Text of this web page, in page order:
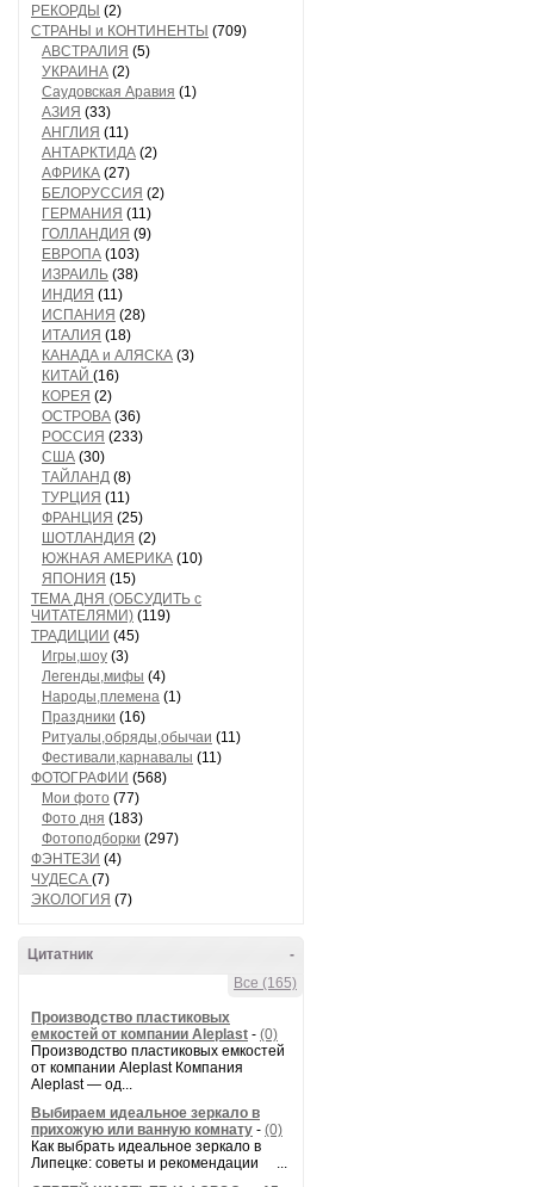
РЕКОРДЫ (2)
СТРАНЫ и КОНТИНЕНТЫ (709)
АВСТРАЛИЯ (5)
УКРАИНА (2)
Саудовская Аравия (1)
АЗИЯ (33)
АНГЛИЯ (11)
АНТАРКТИДА (2)
АФРИКА (27)
БЕЛОРУССИЯ (2)
ГЕРМАНИЯ (11)
ГОЛЛАНДИЯ (9)
ЕВРОПА (103)
ИЗРАИЛЬ (38)
ИНДИЯ (11)
ИСПАНИЯ (28)
ИТАЛИЯ (18)
КАНАДА и АЛЯСКА (3)
КИТАЙ (16)
КОРЕЯ (2)
ОСТРОВА (36)
РОССИЯ (233)
США (30)
ТАЙЛАНД (8)
ТУРЦИЯ (11)
ФРАНЦИЯ (25)
ШОТЛАНДИЯ (2)
ЮЖНАЯ АМЕРИКА (10)
ЯПОНИЯ (15)
ТЕМА ДНЯ (ОБСУДИТЬ с
ЧИТАТЕЛЯМИ) (119)
ТРАДИЦИИ (45)
Игры,шоу (3)
Легенды,мифы (4)
Народы,племена (1)
Праздники (16)
Ритуалы,обряды,обычаи (11)
Фестивали,карнавалы (11)
ФОТОГРАФИИ (568)
Мои фото (77)
Фото дня (183)
Фотоподборки (297)
ФЭНТЕЗИ (4)
ЧУДЕСА (7)
ЭКОЛОГИЯ (7)
-
Цитатник
Все (165)
Производство пластиковых
емкостей от компании Aleplast - (0)
Производство пластиковых емкостей
от компании Aleplast Компания
Aleplast — од...
Выбираем идеальное зеркало в
прихожую или ванную комнату - (0)
Как выбрать идеальное зеркало в
Липецке: советы и рекомендации ...